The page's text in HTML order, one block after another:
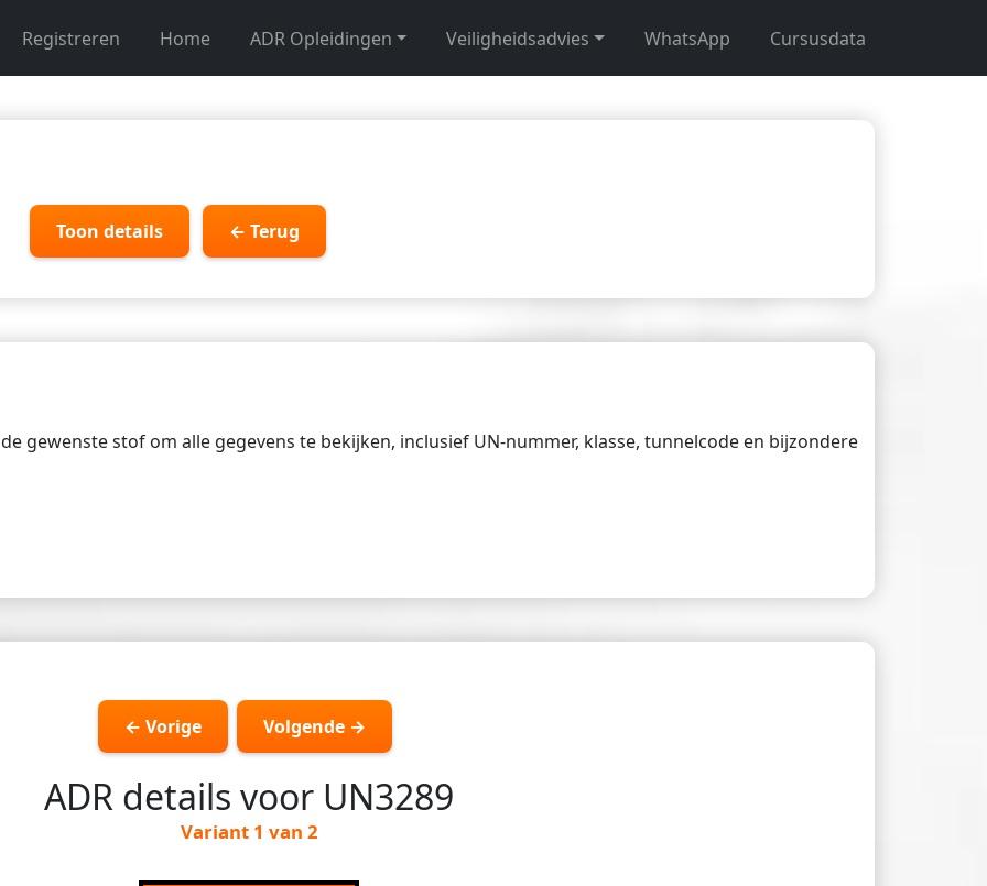
Registreren Home ADR Opleidingen Veiligheidsadvies WhatsApp Cursusdata
Toon details ← Terug
gewenste stof om alle gegevens te bekijken, inclusief UN-nummer, klasse, tunnelcode en bijzondere
← Vorige Volgende →
ADR details voor UN3289
Variant 1 van 2